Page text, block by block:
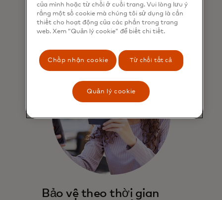
Tìm hiểu thêm
Bảo vệ theo thời gian
của mình hoặc từ chối ở cuối trang. Vui lòng lưu ý
rằng một số cookie mà chúng tôi sử dụng là cần
thiết cho hoạt động của các phần trong trang
web. Xem “Quản lý cookie” để biết chi tiết.
Chấp nhận cookie Từ chối tất cả
Quản lý cookie